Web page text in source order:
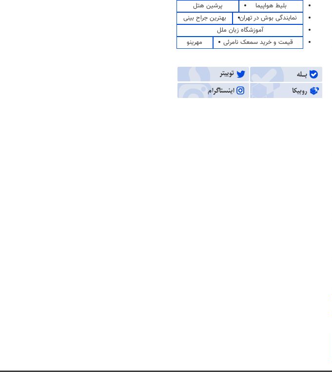
بلیط هواپیما
پرشین هتل
نمایندگی بوش در تهران
بهترین جراح بینی
آموزشگاه زبان ملل
قیمت و خرید سمعک نامرئی
مهرینو